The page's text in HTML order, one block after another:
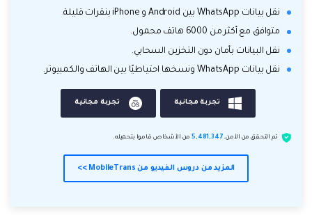
نقل بيانات WhatsApp بين Android و iPhone بنقرات قليلة.
متوافق مع أكثر من 6000 هاتف محمول.
نقل البيانات بأمان دون التخزين السحابي.
نقل بيانات WhatsApp ونسخها احتياطيًا بين الهاتف والكمبيوتر.
تجربة مجانية تجربة مجانية
تم التحقق من الأمن.5,481,347 من الأشخاص قاموا بتحميله.
المزيد من دروس الفيديو من MobileTrans >>